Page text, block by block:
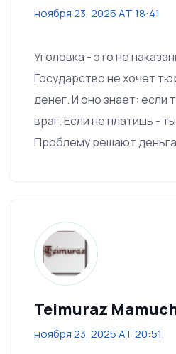
ноября 23, 2025 AT 18:41
Уголовка - это не
Государство не хочет
денег. И оно знает: если
враг. Если не платишь -
Проблему решают
Teimuraz
ноября 23, 2025 AT 20:51